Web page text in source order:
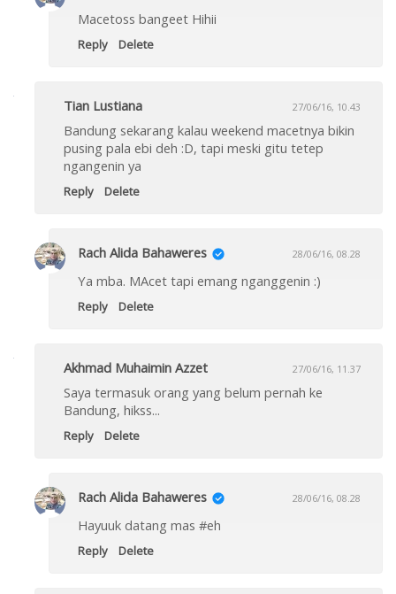
Macetoss bangeet Hihii
Reply Delete
Tian Lustiana 27/06/16, 10.43
Bandung sekarang kalau weekend macetnya bikin
pusing pala ebi deh :D, tapi meski gitu tetep
ngangenin ya
Reply Delete
Rach Alida Bahaweres 28/06/16, 08.28
Ya mba. MAcet tapi emang nganggenin :)
Reply Delete
Akhmad Muhaimin Azzet 27/06/16, 11.37
Saya termasuk orang yang belum pernah ke
Bandung, hikss...
Reply Delete
Rach Alida Bahaweres 28/06/16, 08.28
Hayuuk datang mas #eh
Reply Delete